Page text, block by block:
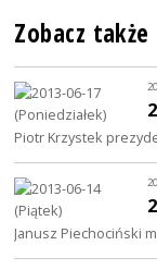
Zobacz także
Piotr Krzystek
Janusz Piechociński